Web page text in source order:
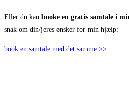
Eller du kan booke en gratis samtale i
snak om din/jeres ønsker for min hjælp:
book en samtale med det samme >>